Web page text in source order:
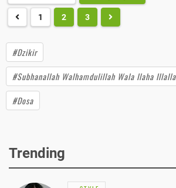
1 2 3
#Dzikir
#Subhanallah Walhamdulillah Wala Ilaha
#Dosa
Trending